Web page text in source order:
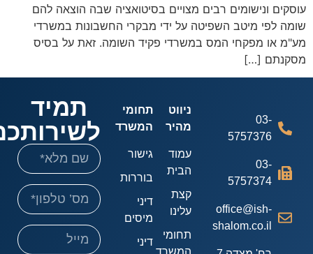
ונישומים רבים מצויים בסיטואציה שבה הוצאה להם
לפי מיטב השפיטה על ידי מבקרי החשבונות במשרדי
או מפקחי המס במשרדי פקיד השומה. זאת על בסיס
[…]
03-
5757376
03-
5757374
office@ish-
shalom.co.il
ניווט
מהיר
עמוד
הבית
קצת
עלינו
תחומי
המשרד
תחומי
המשרד
גישור
בוררות
מיסים
דיני
תמיד
לשירותכם!